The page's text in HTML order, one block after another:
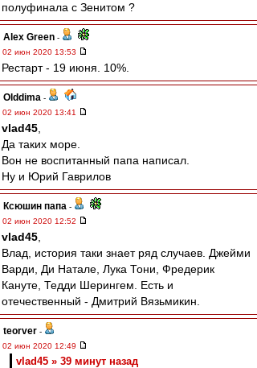
полуфинала с Зенитом ?
Alex Green -
02 июн 2020 13:53
Рестарт - 19 июня. 10%.
Olddima -
02 июн 2020 13:41
vlad45
Да таких море.
Вон не воспитанный папа написал.
Ну и Юрий Гаврилов
Ксюшин папа -
02 июн 2020 12:52
vlad45
Влад, история таки знает ряд случаев. Джейми
Варди, Ди Натале, Лука Тони, Фредерик
Кануте, Тедди Шерингем. Есть и
отечественный - Дмитрий Вязьмикин.
teorver -
02 июн 2020 12:49
vlad45 » 39 минут назад